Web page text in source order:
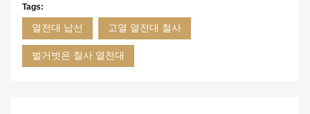
Tags:
열전대 납선 고열 열전대 철사
벌거벗은 철사 열전대